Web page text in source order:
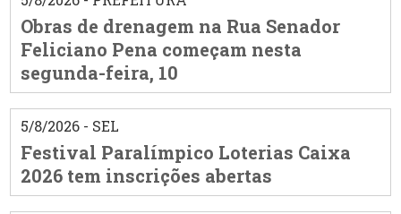
Obras de drenagem na Rua Senador
Feliciano Pena começam nesta
segunda-feira, 10
5/8/2026 - SEL
Festival Paralímpico Loterias Caixa
2026 tem inscrições abertas